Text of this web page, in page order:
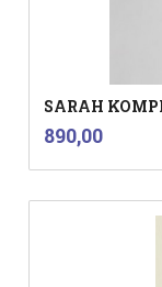
SARAH
Pris
890,00